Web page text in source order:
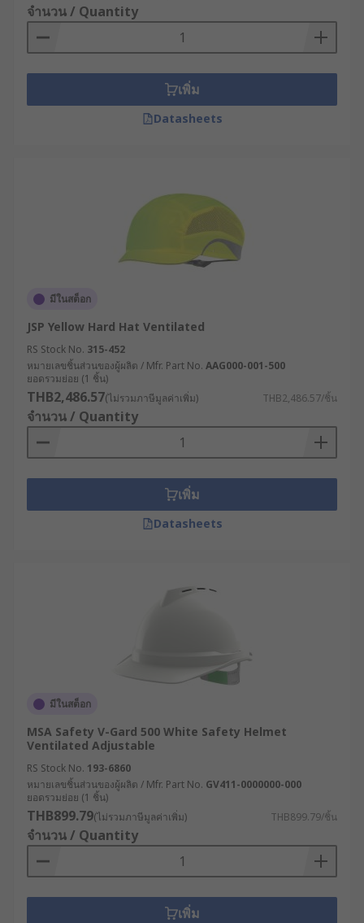
จำนวน / Quantity
เพิ่ม
Datasheets
มีในสต็อก
JSP Yellow Hard Hat Ventilated
RS Stock No. 315-452
หมายเลขชิ้นส่วนของผู้ผลิต / Mfr. Part No. AAG000-001-500
ยอดรวมย่อย (1 ชิ้น)
THB2,486.57(ไม่รวมภาษีมูลค่าเพิ่ม) THB2,486.57/ชิ้น
จำนวน / Quantity
เพิ่ม
Datasheets
มีในสต็อก
MSA Safety V-Gard 500 White Safety Helmet
Ventilated Adjustable
RS Stock No. 193-6860
หมายเลขชิ้นส่วนของผู้ผลิต / Mfr. Part No. GV411-0000000-000
ยอดรวมย่อย (1 ชิ้น)
THB899.79(ไม่รวมภาษีมูลค่าเพิ่ม) THB899.79/ชิ้น
จำนวน / Quantity
เพิ่ม